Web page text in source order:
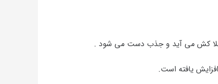
یافته است.